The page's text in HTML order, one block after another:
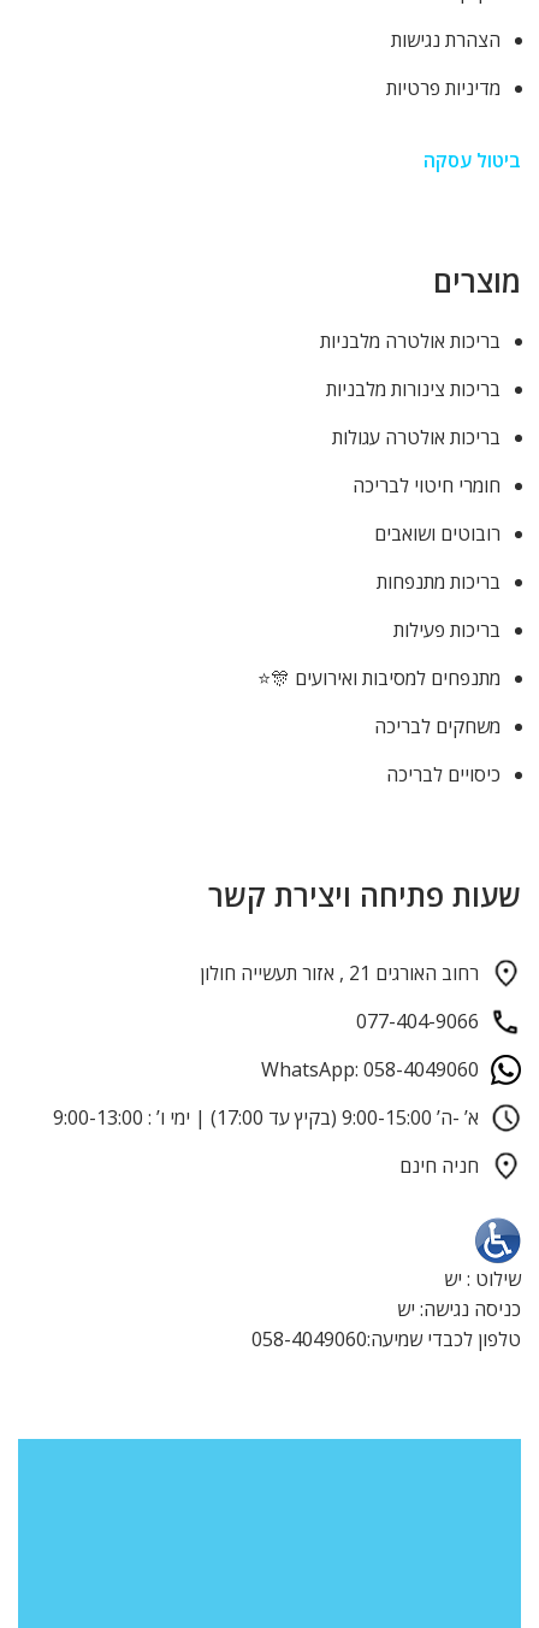
הצהרת נגישות
מדיניות פרטיות
ביטול עסקה
מוצרים
בריכות אולטרה מלבניות
בריכות צינורות מלבניות
בריכות אולטרה עגולות
חומרי חיטוי לבריכה
רובוטים ושואבים
בריכות מתנפחות
בריכות פעילות
מתנפחים למסיבות ואירועים 🎊⭐
משחקים לבריכה
כיסויים לבריכה
שעות פתיחה ויצירת קשר
רחוב האורגים 21 , אזור תעשייה חולון
077-404-9066
WhatsApp: 058-4049060
א’ -ה’ 9:00-15:00 (בקיץ עד 17:00) | ימי ו’ : 9:00-13:00
חניה חינם
שילוט : יש
כניסה נגישה: יש
טלפון לכבדי שמיעה:058-4049060